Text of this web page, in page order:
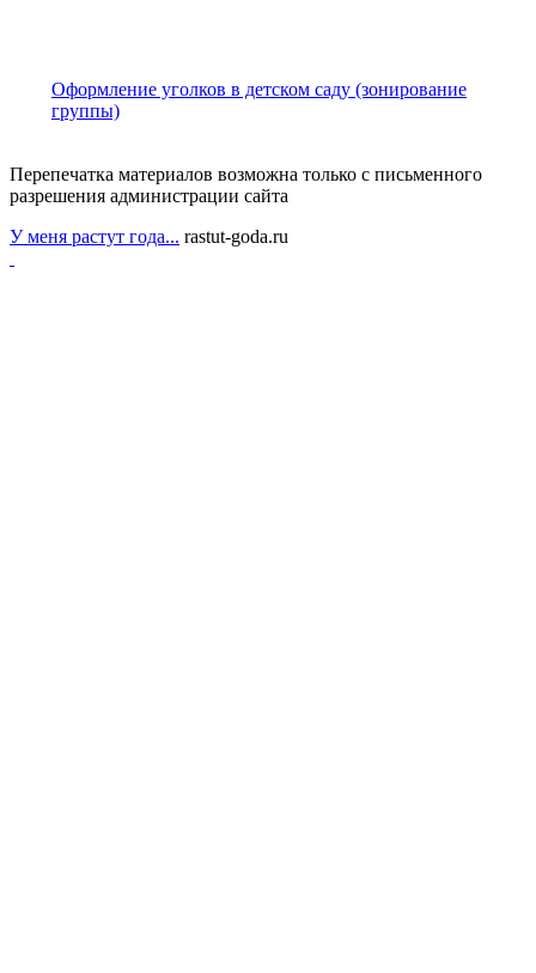
Оформление уголков в детском саду (зонирование
группы)
Перепечатка материалов возможна только с письменного
разрешения администрации сайта
У меня растут года... rastut-goda.ru